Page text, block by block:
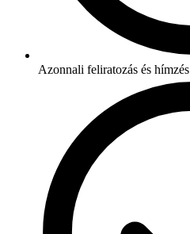
Azonnali feliratozás és hímzés